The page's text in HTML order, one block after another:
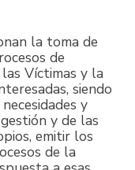
la toma de
de
Víctimas y la
siendo
y
y de las
emitir los
de la